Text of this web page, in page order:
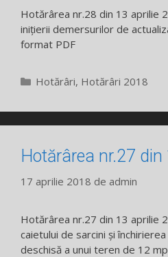
Hotărârea nr.28 din 13 aprilie
inițierii demersurilor de
format PDF
Categorii
Hotărâri, Hotărâri 2018
Hotărârea nr.27
17 aprilie 2018 de admin
Hotărârea nr.27 din 13 aprilie
caietului de sarcini și
deschisă a unui teren de 12